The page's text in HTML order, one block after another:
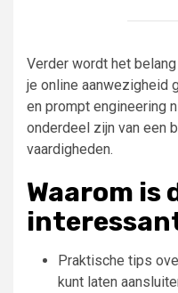
Verder wordt het
je online aanwezigheid
en prompt engineering
onderdeel zijn van een
vaardigheden.
Waarom is
Praktische tips
kunt laten